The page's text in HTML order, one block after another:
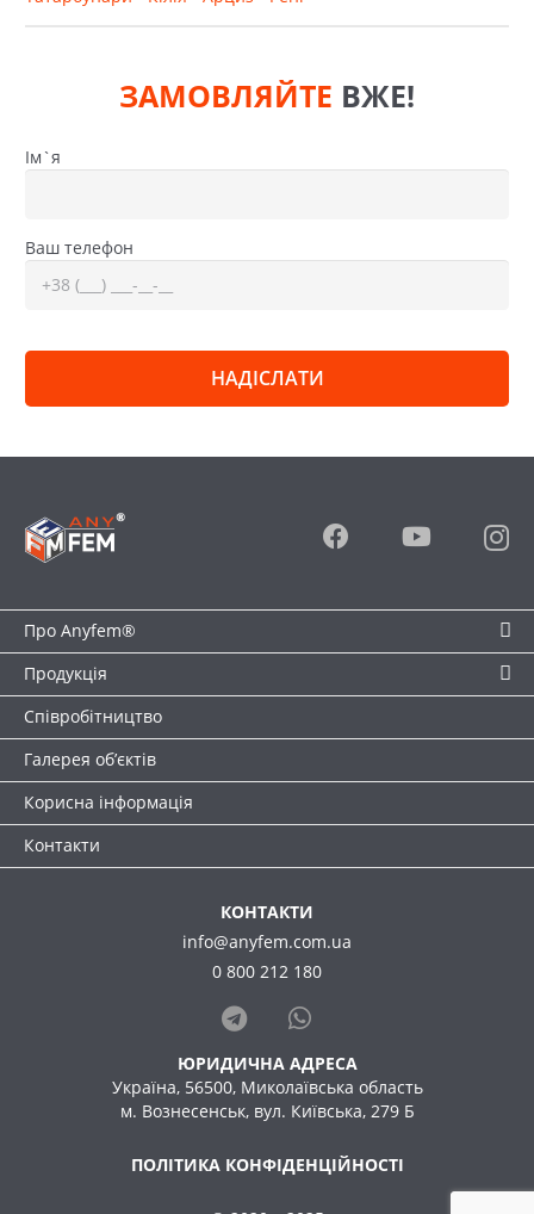
ЗАМОВЛЯЙТЕ ВЖЕ!
Ім`я
Ваш телефон
Про Anyfem®
Продукція
Співробітництво
Галерея об’єктів
Корисна інформація
Контакти
КОНТАКТИ
info@anyfem.com.ua
0 800 212 180
ЮРИДИЧНА АДРЕСА
Україна, 56500, Миколаївська область
м. Вознесенськ, вул. Київська, 279 Б
ПОЛІТИКА КОНФІДЕНЦІЙНОСТІ